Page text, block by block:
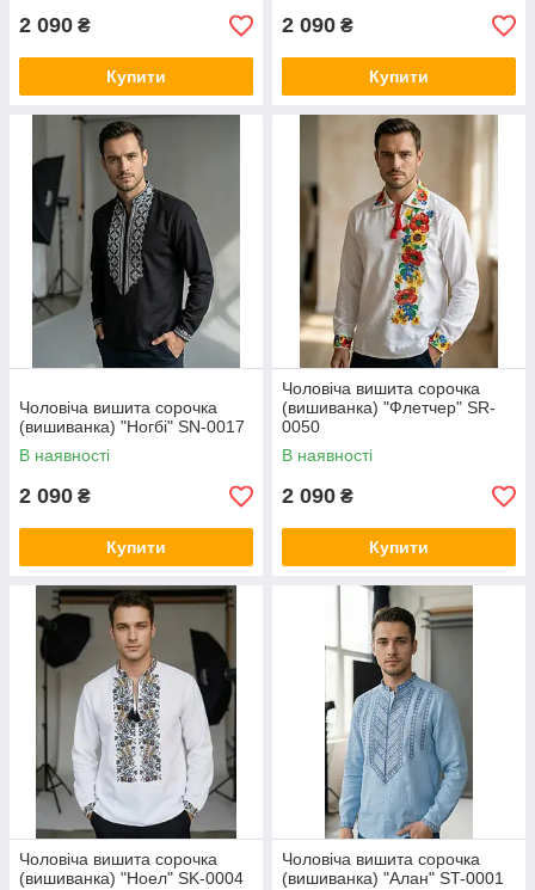
2 090 ₴
Купити
2 090 ₴
Купити
Чоловіча вишита сорочка
(вишиванка) "Ногбі" SN-0017
В наявності
2 090 ₴
Купити
Чоловіча вишита сорочка
(вишиванка) "Флетчер" SR-
0050
В наявності
2 090 ₴
Купити
Чоловіча вишита сорочка
(вишиванка) "Ноел" SK-0004
Чоловіча вишита сорочка
(вишиванка) "Алан" ST-0001